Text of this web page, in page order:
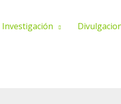
Investigación